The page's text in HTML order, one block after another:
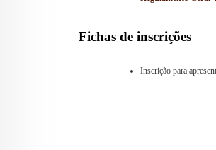
Fichas de inscrições
Inscrição para